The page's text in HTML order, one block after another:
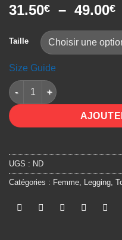
31.50€ – 49.00€
Taille
Size Guide
quantité de Legging Blanc
UGS : ND
Catégories : Femme Legging